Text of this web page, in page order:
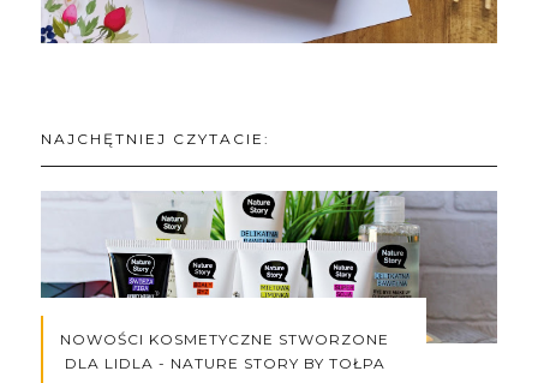
NAJCHĘTNIEJ CZYTACIE:
NOWOŚCI KOSMETYCZNE STWORZONE
DLA LIDLA - NATURE STORY BY TOŁPA